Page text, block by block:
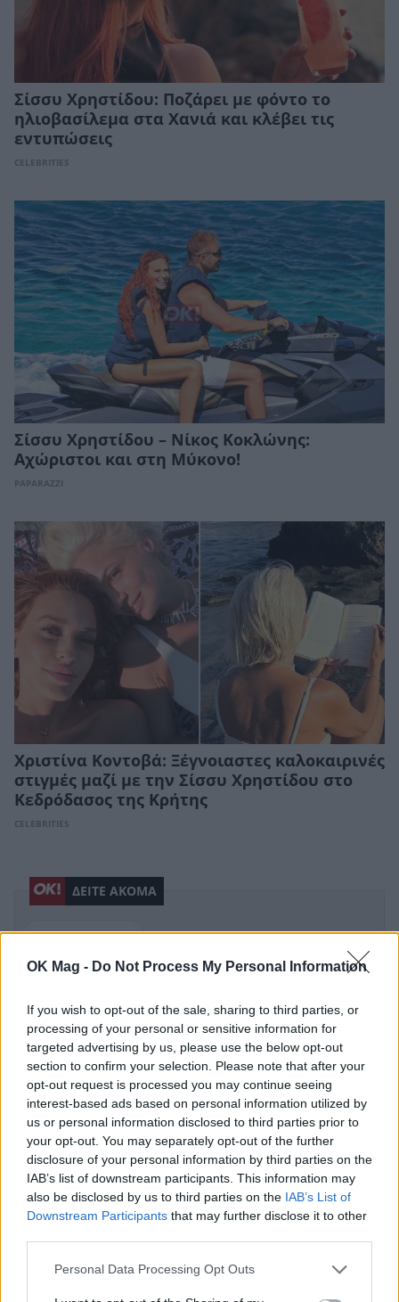
OK Mag - Do Not Process My Personal Information
If you wish to opt-out of the sale, sharing to third parties, or
processing of your personal or sensitive information for
targeted advertising by us, please use the below opt-out
section to confirm your selection. Please note that after your
opt-out request is processed you may continue seeing
interest-based ads based on personal information utilized by
us or personal information disclosed to third parties prior to
your opt-out. You may separately opt-out of the further
disclosure of your personal information by third parties on the
IAB’s list of downstream participants. This information may
also be disclosed by us to third parties on the IAB’s List of
Downstream Participants that may further disclose it to other
Personal Data Processing Opt Outs
Σίσσυ Χρηστίδου: Ποζάρει με φόντο το
ηλιοβασίλεμα στα Χανιά και κλέβει τις
εντυπώσεις
CELEBRITIES
Σίσσυ Χρηστίδου – Νίκος Κοκλώνης:
Αχώριστοι και στη Μύκονο!
PAPARAZZI
Χριστίνα Κοντοβά: Ξέγνοιαστες καλοκαιρινές
στιγμές μαζί με την Σίσσυ Χρηστίδου στο
Κεδρόδασος της Κρήτης
CELEBRITIES
ΔΕΙΤΕ ΑΚΟΜΑ
ΣΙΣΣΥ ΧΡΗΣΤΙΔΟΥ
ΠΕΡΙΣΣΟΤΕΡΑ ΣΤΟ